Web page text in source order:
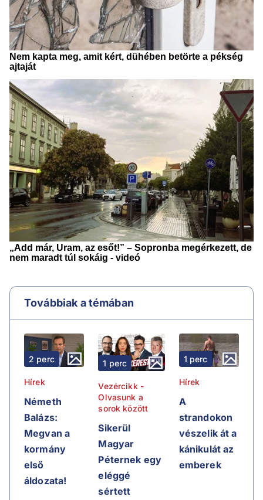
Továbbiak a témában
2 perc
Hírek
Németh
Balázs:
Megvan a
kormány
első
áldozata!
1 perc
Vezércikk -
Olvasunk a
sorok között
Sikerül
Magyar
Péternek egy
eléggé
sértett
1 perc
Hírek
A
strandokon
vészelik át a
kánikulát az
emberek